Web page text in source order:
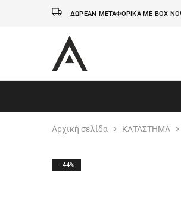
ΔΩΡΕΑΝ ΜΕΤΑΦΟΡΙΚΑ ΜΕ BOX
AxidWear
Παιδικά
,
Αρχική σελίδα ΚΑΤΑΣΤΗΜΑ
- 44%